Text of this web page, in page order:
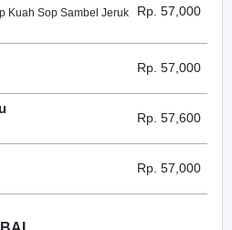
Kuah Sop Sambel Jeruk
Rp. 57,000
Rp. 57,000
Rp. 57,600
Rp. 57,000